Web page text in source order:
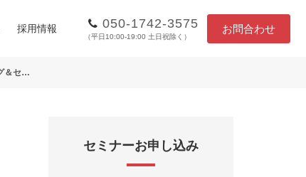
採用情報 050-1742-3575
（平日10:00-19:00 土日祝除く）
お問合わせ
BizBoost BtoB Marketing＆Sales Summit｜BtoB企業の全体戦略に貢献するマーケティング＆セールス施策の最前線
セミナーお申し込み